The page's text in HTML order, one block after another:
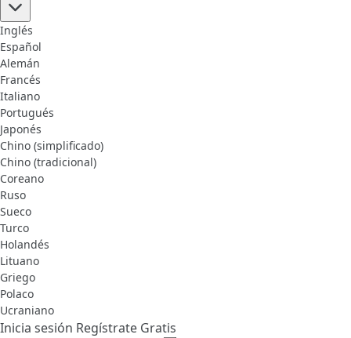
Inglés
Español
Alemán
Francés
Italiano
Portugués
Japonés
Chino (simplificado)
Chino (tradicional)
Coreano
Ruso
Sueco
Turco
Holandés
Lituano
Griego
Polaco
Ucraniano
Inicia sesión Regístrate Gratis